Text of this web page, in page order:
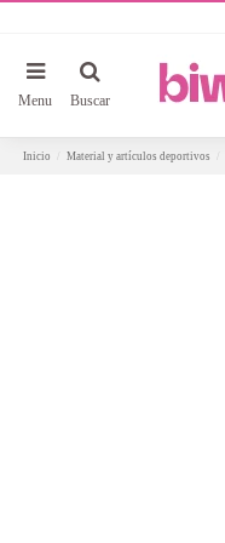
Menu Buscar
Inicio Material y artículos deportivos